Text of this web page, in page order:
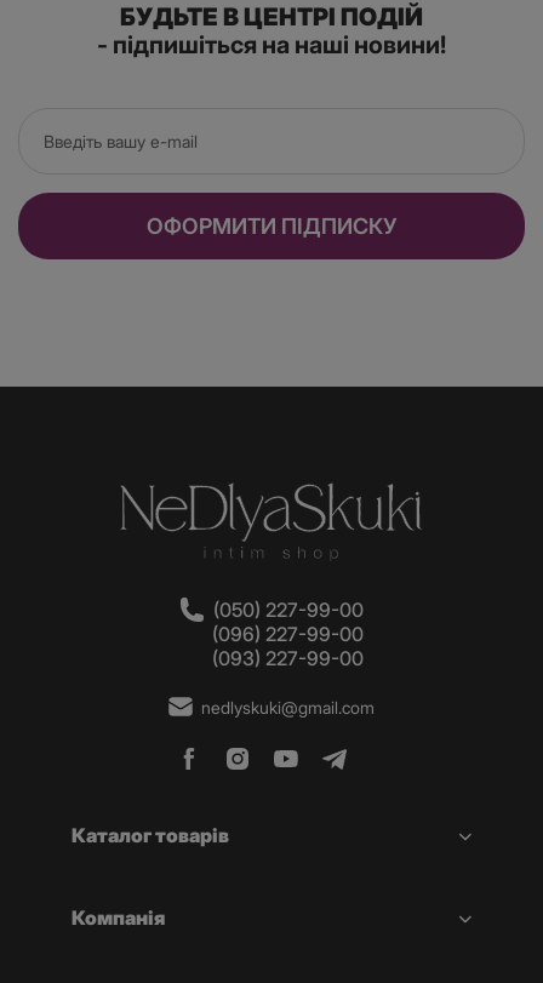
БУДЬТЕ В ЦЕНТРІ ПОДІЙ
- підпишіться на наші новини!
ОФОРМИТИ ПІДПИСКУ
(050) 227-99-00
(096) 227-99-00
(093) 227-99-00
nedlyskuki@gmail.com
Каталог товарів
Компанія